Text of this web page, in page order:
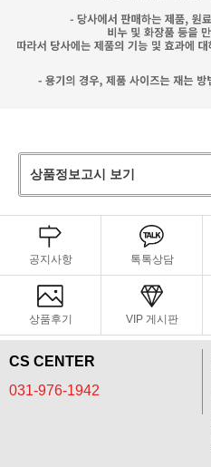
상품정보고시 보기
공지사항 톡톡상담
상품후기 VIP 게시판
CS CENTER
031-976-1942